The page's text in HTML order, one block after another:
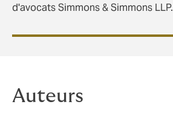
d'avocats Simmons & Simmons LLP.
Auteurs